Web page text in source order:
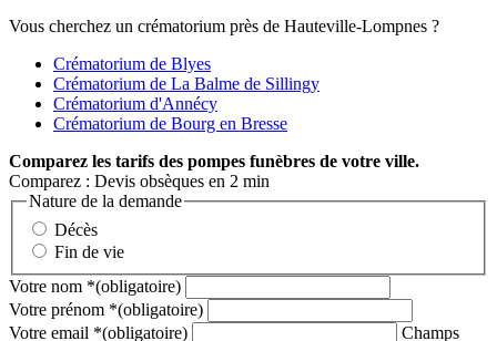
Vous cherchez un crématorium près de Hauteville-Lompnes ?
Crématorium de Blyes
Crématorium de La Balme de Sillingy
Crématorium d'Annécy
Crématorium de Bourg en Bresse
Comparez les tarifs des pompes funèbres de votre ville.
Comparez : Devis obsèques en 2 min
Nature de la demande
Décès
Fin de vie
Votre nom *(obligatoire)
Votre prénom *(obligatoire)
Votre email *(obligatoire)
Champs